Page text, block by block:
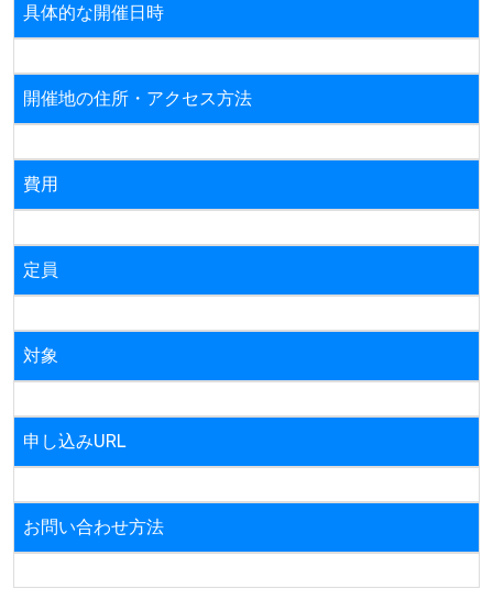
具体的な開催日時
開催地の住所・アクセス方法
費用
定員
対象
申し込みURL
お問い合わせ方法